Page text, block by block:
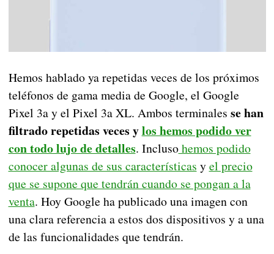
Hemos hablado ya repetidas veces de los próximos
teléfonos de gama media de Google, el Google
Pixel 3a y el Pixel 3a XL. Ambos terminales se han
filtrado repetidas veces ylos hemos podido ver
con todo lujo de detalles. Inclusohemos podido
conocer algunas de sus características yel precio
que se supone que tendrán cuando se pongan a la
venta. Hoy Google ha publicado una imagen con
una clara referencia a estos dos dispositivos y a una
de las funcionalidades que tendrán.